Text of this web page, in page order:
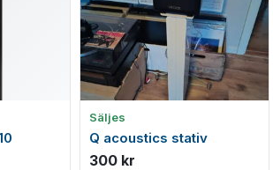
Säljes
Q acoustics stativ
300 kr